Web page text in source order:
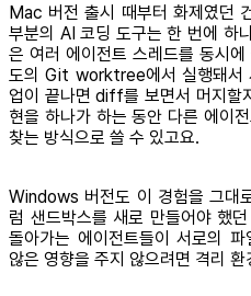
Mac 버전 출시 때부터 화제였던
부분의 AI 코딩 도구는 한 번에 하
은 여러 에이전트 스레드를 동시
도의 Git worktree에서 실행돼서
업이 끝나면 diff를 보면서 머지할
현을 하나가 하는 동안 다른 에이
찾는 방식으로 쓸 수 있고요.
Windows 버전도 이 경험을 그대
럼 샌드박스를 새로 만들어야 했
돌아가는 에이전트들이 서로의
않은 영향을 주지 않으려면 격리 환